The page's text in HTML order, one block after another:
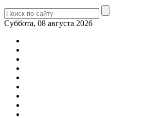
Суббота, 08 августа 2026